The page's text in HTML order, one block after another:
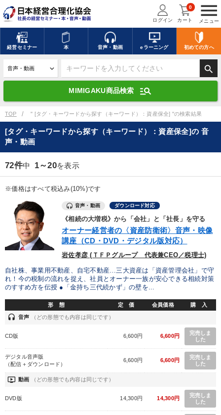
menu
メニュー
ログイン カート
0
経営セミナー 本 音声・動画 eラーニング 初めての方へ
search
MIMIGAKU商品検索 manage_search
キーワードを入力して探す
デジタル版対応のみ検索結果に表示する
search 上記の条件で検索
mic 講演収録物を探す
全国経営者セミナー講演収録物（全1315タイトル）からお探しいただけ
ます
優秀各社の智恵と戦略 事業家のロマンと経営
若手異才経営者の発想
リーダーの器量を学ぶ
テーマ
【最新刊】精神科医・和田秀樹の「老いない力」＋健康な社長と
会社をつくる厳選講話
マーケティング
社員が自律的に動き出す組織づくり
数字・税務・決算書
TOP " [タグ・キーワードから探す（キーワード）：資産保全] "の検索結果
[タグ・キーワードから探す（キーワード）：資産保全]の 音
声・動画
72件中 1～20を表示
※価格はすべて税込み(10%)です
音声・動画 ダウンロード対応
《相続の大増税》から「会社」と「社長」を守る
オーナー経営者の〈資産防衛術〉音声・映像
講座（CD・DVD・デジタル版対応）
岩佐孝彦 (ＴＦＰグループ 代表兼CEO／税理士)
自社株、事業用不動産、自宅不動産…三大資産は「資産管理会社」で守
れ！今の税制の流れを捉え、社員とオーナー一族が安心できる相続対策
のすすめ方を伝授 ●「金持ち三代続かず」の壁を...
形 態 定 価 会員価格 購 入
headset 音声 （どの形態でも内容は同じです）
CD版 6,600円 6,600円
完売しま
した
デジタル音声版
（配信＋ダウンロード）
6,600円 6,600円
完売しま
した
ondemand_video 動画 （どの形態でも内容は同じです）
DVD版 14,300円 14,300円
完売しま
した